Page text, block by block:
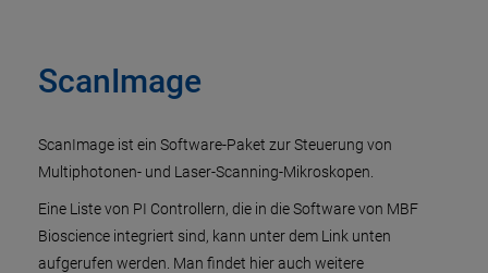
ScanImage
ScanImage ist ein Software-Paket zur Steuerung von
Multiphotonen- und Laser-Scanning-Mikroskopen.
Eine Liste von PI Controllern, die in die Software von MBF
Bioscience integriert sind, kann unter dem Link unten
aufgerufen werden. Man findet hier auch weitere